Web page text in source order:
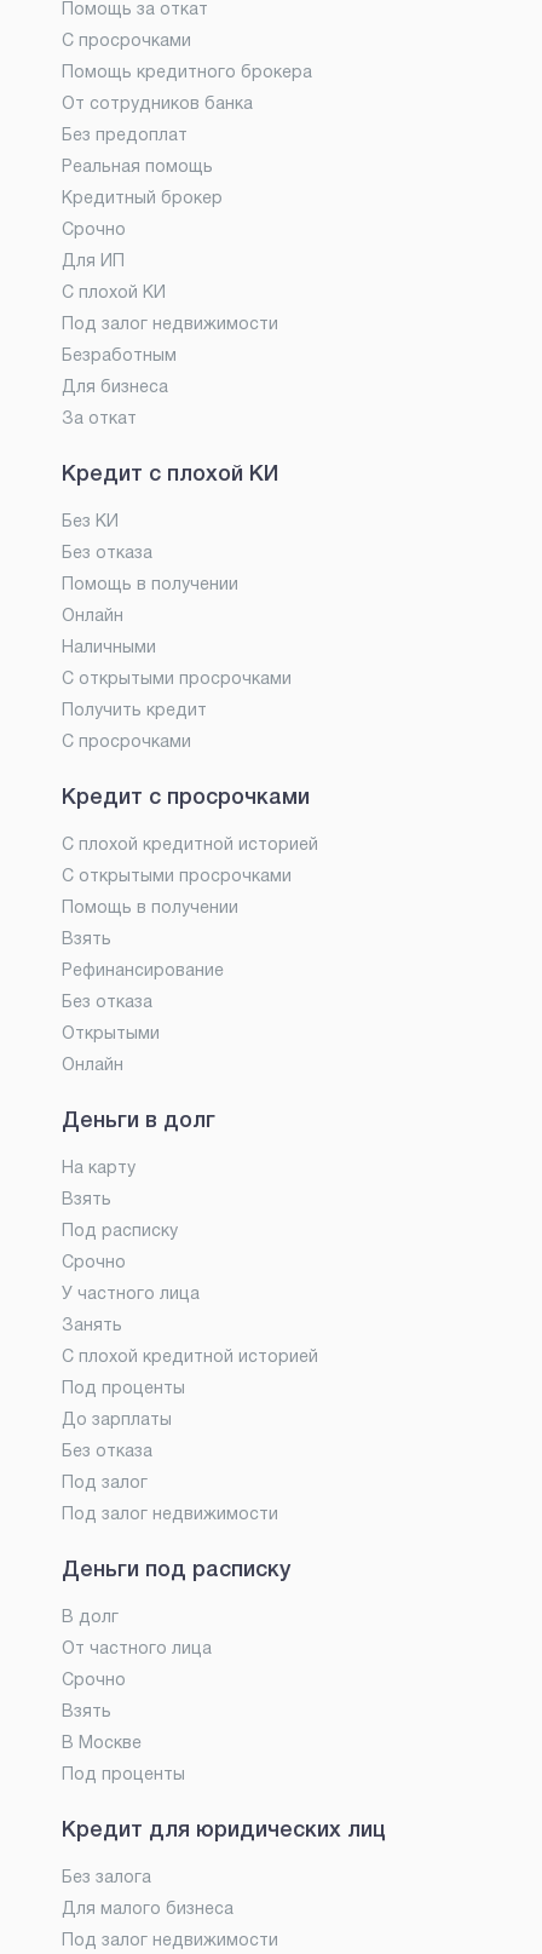
Помощь за откат
С просрочками
Помощь кредитного брокера
От сотрудников банка
Без предоплат
Реальная помощь
Кредитный брокер
Срочно
Для ИП
С плохой КИ
Под залог недвижимости
Безработным
Для бизнеса
За откат
Кредит с плохой КИ
Без КИ
Без отказа
Помощь в получении
Онлайн
Наличными
С открытыми просрочками
Получить кредит
С просрочками
Кредит с просрочками
С плохой кредитной историей
С открытыми просрочками
Помощь в получении
Взять
Рефинансирование
Без отказа
Открытыми
Онлайн
Деньги в долг
На карту
Взять
Под расписку
Срочно
У частного лица
Занять
С плохой кредитной историей
Под проценты
До зарплаты
Без отказа
Под залог
Под залог недвижимости
Деньги под расписку
В долг
От частного лица
Срочно
Взять
В Москве
Под проценты
Кредит для юридических лиц
Без залога
Для малого бизнеса
Под залог недвижимости